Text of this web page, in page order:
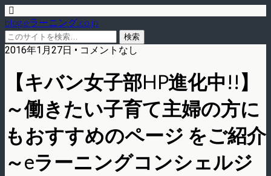
blog.eラーニング.co.jp
2016年1月27日 • コメントなし
【キバン女子部HP進化中!!】
～働きたい子育て主婦の方に
もおすすめのページ をご紹介
～eラーニングコンシェルジ